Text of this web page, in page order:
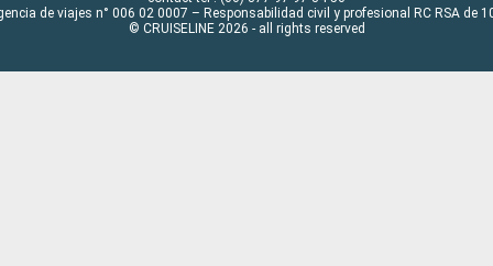
de viajes n° 006 02 0007 – Responsabilidad civil y profesional RC RSA de
© CRUISELINE 2026 - all rights reserved